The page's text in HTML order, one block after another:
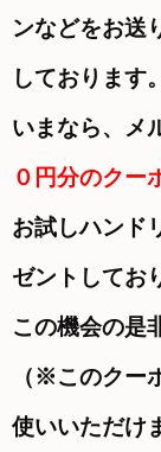
ンなどをお送
しております。
いまなら、メ
０円分のクー
お試しハンド
ゼントしてお
この機会の是
（※このクー
使いいただけ